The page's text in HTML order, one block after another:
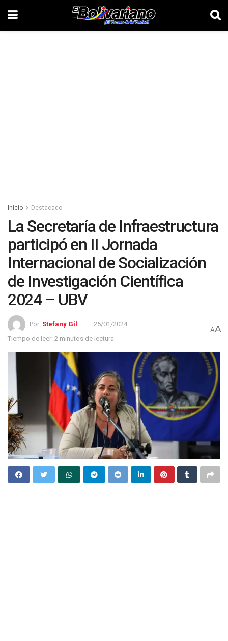
Inicio Destacado
La Secretaría de Infraestructura
participó en II Jornada
Internacional de Socialización
de Investigación Científica
2024 – UBV
Por: Stefany Gil
25/01/2024
Tiempo de leer: 2 minutos de lectura
AA